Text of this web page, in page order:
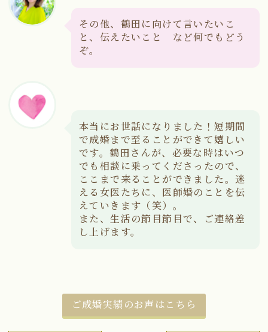
その他、鶴田に向けて言いたいこ
と、伝えたいこと など何でもどう
ぞ。
本当にお世話になりました！短期間
で成婚まで至ることができて嬉しい
です。鶴田さんが、必要な時はいつ
でも相談に乗ってくださったので、
ここまで来ることができました。迷
える女医たちに、医師婚のことを伝
えていきます（笑）。
また、生活の節目節目で、ご連絡差
し上げます。
ご成婚実績のお声はこちら